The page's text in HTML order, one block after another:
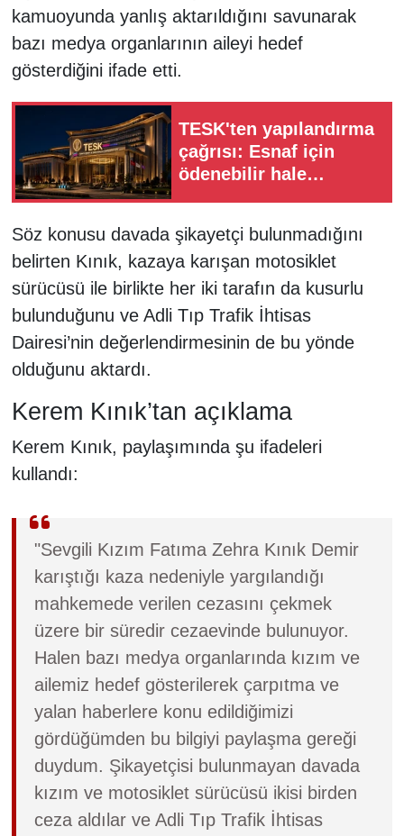
kamuoyunda yanlış aktarıldığını savunarak
bazı medya organlarının aileyi hedef
gösterdiğini ifade etti.
TESK'ten yapılandırma
çağrısı: Esnaf için
ödenebilir hale
Söz konusu davada şikayetçi bulunmadığını
belirten Kınık, kazaya karışan motosiklet
sürücüsü ile birlikte her iki tarafın da kusurlu
bulunduğunu ve Adli Tıp Trafik İhtisas
Dairesi’nin değerlendirmesinin de bu yönde
olduğunu aktardı.
Kerem Kınık’tan açıklama
Kerem Kınık, paylaşımında şu ifadeleri
kullandı:
"Sevgili Kızım Fatıma Zehra Kınık Demir
karıştığı kaza nedeniyle yargılandığı
mahkemede verilen cezasını çekmek
üzere bir süredir cezaevinde bulunuyor.
Halen bazı medya organlarında kızım ve
ailemiz hedef gösterilerek çarpıtma ve
yalan haberlere konu edildiğimizi
gördüğümden bu bilgiyi paylaşma gereği
duydum. Şikayetçisi bulunmayan davada
kızım ve motosiklet sürücüsü ikisi birden
ceza aldılar ve Adli Tıp Trafik İhtisas